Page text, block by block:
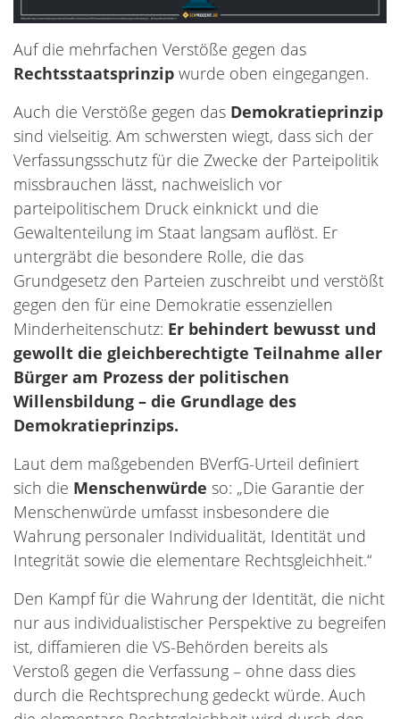
Auf die mehrfachen Verstöße gegen das
Rechtsstaatsprinzip wurde oben eingegangen.
Auch die Verstöße gegen das Demokratieprinzip
sind vielseitig. Am schwersten wiegt, dass sich der
Verfassungsschutz für die Zwecke der Parteipolitik
missbrauchen lässt, nachweislich vor
parteipolitischem Druck einknickt und die
Gewaltenteilung im Staat langsam auflöst. Er
untergräbt die besondere Rolle, die das
Grundgesetz den Parteien zuschreibt und verstößt
gegen den für eine Demokratie essenziellen
Minderheitenschutz: Er behindert bewusst und
gewollt die gleichberechtigte Teilnahme aller
Bürger am Prozess der politischen
Willensbildung – die Grundlage des
Demokratieprinzips.
Laut dem maßgebenden BVerfG-Urteil definiert
sich die Menschenwürde so: „Die Garantie der
Menschenwürde umfasst insbesondere die
Wahrung personaler Individualität, Identität und
Integrität sowie die elementare Rechtsgleichheit.“
Den Kampf für die Wahrung der Identität, die nicht
nur aus individualistischer Perspektive zu begreifen
ist, diffamieren die VS-Behörden bereits als
Verstoß gegen die Verfassung – ohne dass dies
durch die Rechtsprechung gedeckt würde. Auch